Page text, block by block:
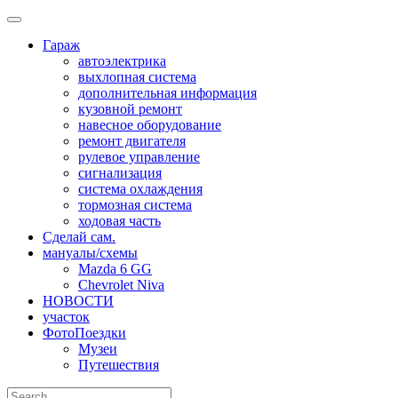
Skip
contentГараж
автоэлектрика
выхлопная система
дополнительная информация
кузовной ремонт
навесное оборудование
ремонт двигателя
рулевое управление
сигнализация
система охлаждения
тормозная система
ходовая часть
Сделай сам.
мануалы/схемы
Mazda 6 GG
Chevrolet Niva
НОВОСТИ
участок
ФотоПоездки
Музеи
Путешествия
Search